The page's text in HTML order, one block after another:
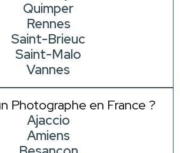
Quimper
Rennes
Saint-Brieuc
Saint-Malo
Vannes
Photographe en France ?
Ajaccio
Amiens